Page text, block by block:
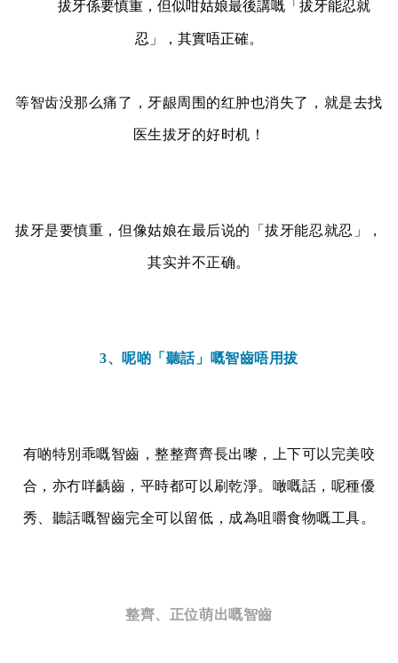
拔牙係要慎重，但似咁姑娘最後講嘅「拔牙能忍就
忍」，其實唔正確。
等智齿没那么痛了，牙龈周围的红肿也消失了，就是去找
医生拔牙的好时机！
拔牙是要慎重，但像姑娘在最后说的「拔牙能忍就忍」，
其实并不正确。
3、呢啲「聽話」嘅智齒唔用拔
有啲特別乖嘅智齒，整整齊齊長出嚟，上下可以完美咬
合，亦冇咩齲齒，平時都可以刷乾淨。噉嘅話，呢種優
秀、聽話嘅智齒完全可以留低，成為咀嚼食物嘅工具。
整齊、正位萌出嘅智齒